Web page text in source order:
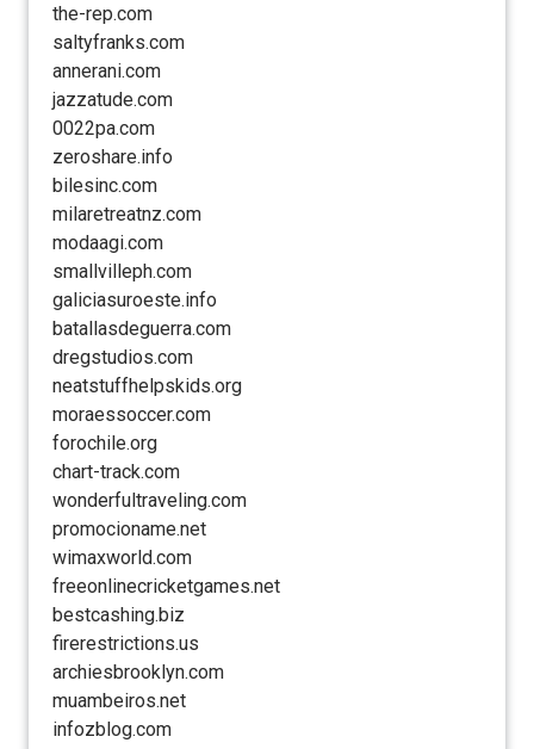
the-rep.com
saltyfranks.com
annerani.com
jazzatude.com
0022pa.com
zeroshare.info
bilesinc.com
milaretreatnz.com
modaagi.com
smallvilleph.com
galiciasuroeste.info
batallasdeguerra.com
dregstudios.com
neatstuffhelpskids.org
moraessoccer.com
forochile.org
chart-track.com
wonderfultraveling.com
promocioname.net
wimaxworld.com
freeonlinecricketgames.net
bestcashing.biz
firerestrictions.us
archiesbrooklyn.com
muambeiros.net
infozblog.com